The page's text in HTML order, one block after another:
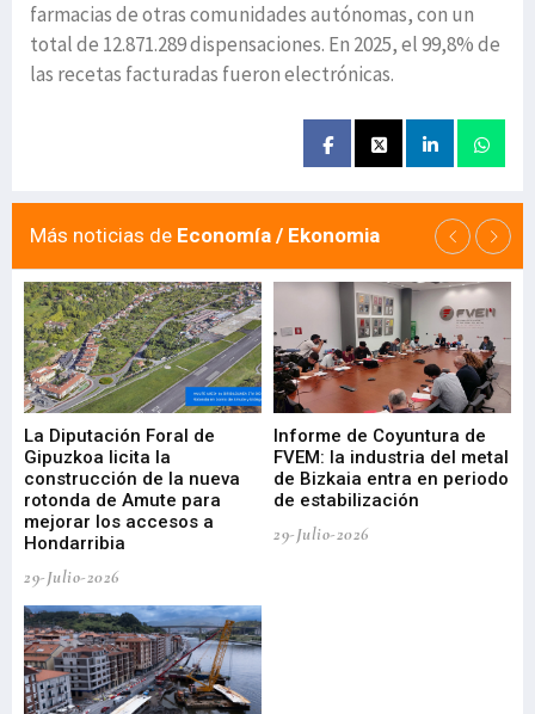
farmacias de otras comunidades autónomas, con un
total de 12.871.289 dispensaciones. En 2025, el 99,8% de
las recetas facturadas fueron electrónicas.
Más noticias de Economía / Ekonomia
La Diputación Foral de
Gipuzkoa licita la
construcción de la nueva
rotonda de Amute para
mejorar los accesos a
Hondarribia
29-Julio-2026
Informe de Coyuntura de
FVEM: la industria del metal
de Bizkaia entra en periodo
de estabilización
29-Julio-2026